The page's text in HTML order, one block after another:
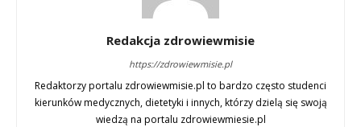
Redakcja zdrowiewmisie
https://zdrowiewmisie.pl
Redaktorzy portalu zdrowiewmisie.pl to bardzo często studenci
kierunków medycznych, dietetyki i innych, którzy dzielą się swoją
wiedzą na portalu zdrowiewmiesie.pl